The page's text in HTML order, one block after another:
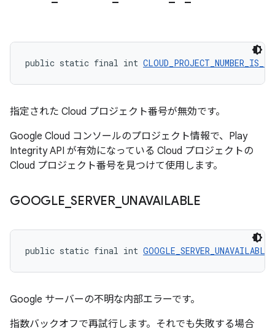
public static final int
指定された Cloud プロジェクト番号が無効です。
Google Cloud コンソールのプロジェクト情報で、Play
Integrity API が有効になっている Cloud プロジェクトの
Cloud プロジェクト番号を見つけて使用します。
GOOGLE _SERVER_ UNAVAILABLE
public static final int GOOGLE_SERVER_UNAVAILABLE
Google サーバーの不明な内部エラーです。
指数バックオフで再試行します。それでも失敗する場合